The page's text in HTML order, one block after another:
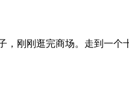
刚刚逛完商场。走到一